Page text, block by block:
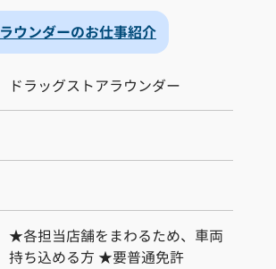
ラウンダーのお仕事紹介
ドラッグストアラウンダー
★各担当店舗をまわるため、車両
持ち込める方 ★要普通免許